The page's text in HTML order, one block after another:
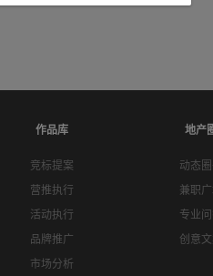
作品库
竞标提案
营推执行
活动执行
品牌推广
市场分析
地产
动态
兼职
专业
创意